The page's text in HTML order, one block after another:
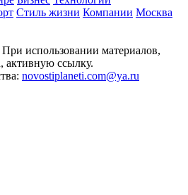
Стиль жизни Компании Москва
использовании материалов,
активную ссылку.
novostiplaneti.com@ya.ru